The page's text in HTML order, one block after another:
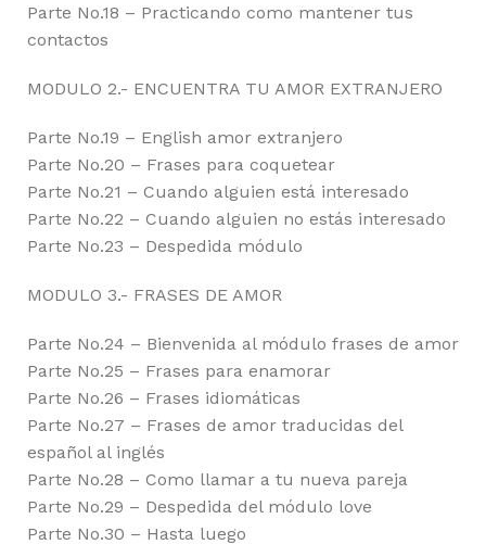
Parte No.18 – Practicando como mantener tus
contactos
MODULO 2.- ENCUENTRA TU AMOR EXTRANJERO
Parte No.19 – English amor extranjero
Parte No.20 – Frases para coquetear
Parte No.21 – Cuando alguien está interesado
Parte No.22 – Cuando alguien no estás interesado
Parte No.23 – Despedida módulo
MODULO 3.- FRASES DE AMOR
Parte No.24 – Bienvenida al módulo frases de amor
Parte No.25 – Frases para enamorar
Parte No.26 – Frases idiomáticas
Parte No.27 – Frases de amor traducidas del
español al inglés
Parte No.28 – Como llamar a tu nueva pareja
Parte No.29 – Despedida del módulo love
Parte No.30 – Hasta luego